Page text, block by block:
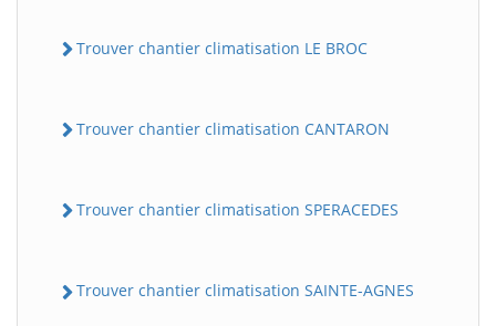
Trouver chantier climatisation LE BROC
Trouver chantier climatisation CANTARON
Trouver chantier climatisation SPERACEDES
Trouver chantier climatisation SAINTE-AGNES